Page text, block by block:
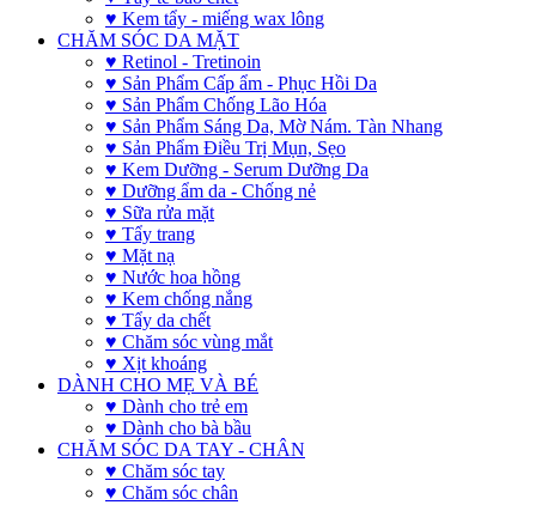
♥ Kem tẩy - miếng wax lông
CHĂM SÓC DA MẶT
♥ Retinol - Tretinoin
♥ Sản Phẩm Cấp ẩm - Phục Hồi Da
♥ Sản Phẩm Chống Lão Hóa
♥ Sản Phẩm Sáng Da, Mờ Nám. Tàn Nhang
♥ Sản Phẩm Điều Trị Mụn, Sẹo
♥ Kem Dưỡng - Serum Dưỡng Da
♥ Dưỡng ẩm da - Chống nẻ
♥ Sữa rửa mặt
♥ Tẩy trang
♥ Mặt nạ
♥ Nước hoa hồng
♥ Kem chống nắng
♥ Tẩy da chết
♥ Chăm sóc vùng mắt
♥ Xịt khoáng
DÀNH CHO MẸ VÀ BÉ
♥ Dành cho trẻ em
♥ Dành cho bà bầu
CHĂM SÓC DA TAY - CHÂN
♥ Chăm sóc tay
♥ Chăm sóc chân